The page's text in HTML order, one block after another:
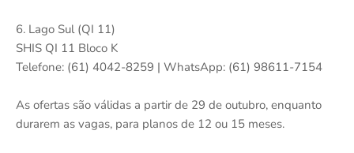
6. Lago Sul (QI 11)
SHIS QI 11 Bloco K
Telefone: (61) 4042-8259 | WhatsApp: (61) 98611-7154
As ofertas são válidas a partir de 29 de outubro, enquanto
durarem as vagas, para planos de 12 ou 15 meses.